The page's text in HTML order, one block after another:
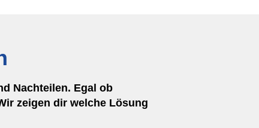
Nachteilen. Egal ob
zeigen dir welche Lösung